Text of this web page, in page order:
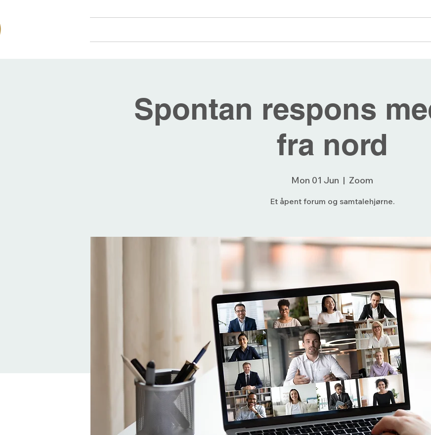
Spontan respons
fra nord
Mon 01 Jun
  |
Zoom
Et åpent forum og samtalehjørne.